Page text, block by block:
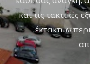
και τις τακτικές
έκτακτων